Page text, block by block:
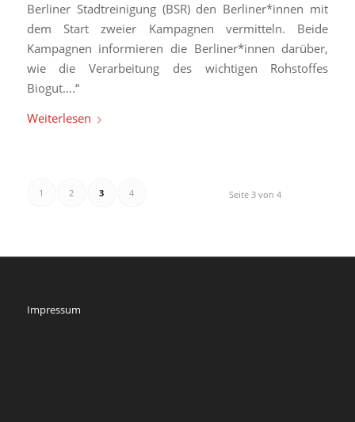
Berliner Stadtreinigung (BSR) den Berliner*innen mit
dem Start zweier Kampagnen vermitteln. Beide
Kampagnen informieren die Berliner*innen darüber,
wie die Verarbeitung des wichtigen Rohstoffes
Biogut….“
Weiterlesen
Seite 3 von 4
1 2 3 4
Impressum